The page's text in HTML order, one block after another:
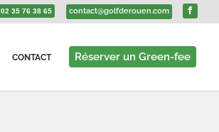
02 35 76 38 65 contact@golfderouen.com
CONTACT Réserver un Green-fee